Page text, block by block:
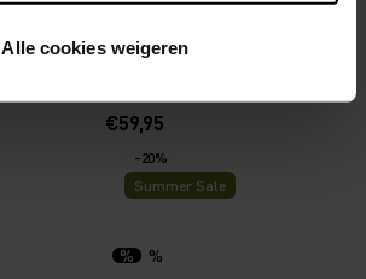
Alle cookies weigeren
Performance Light Base
€59,95
-20%
Summer Sale
% %